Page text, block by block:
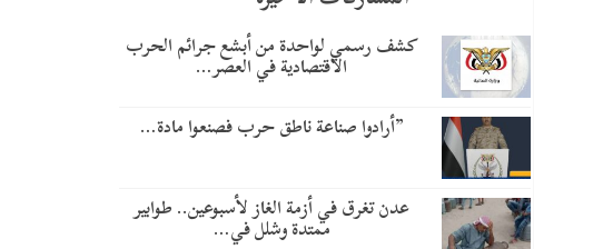
كشف رسمي لواحدة من أبشع جرائم الحرب
الاقتصادية في العصر…
​”أرادوا صناعة ناطق حرب فصنعوا مادة…
عدن تغرق في أزمة الغاز لأسبوعين.. طوابير
ممتدة وشلل في…